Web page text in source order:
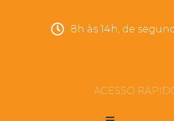
8h às 14h, de
ACESSO